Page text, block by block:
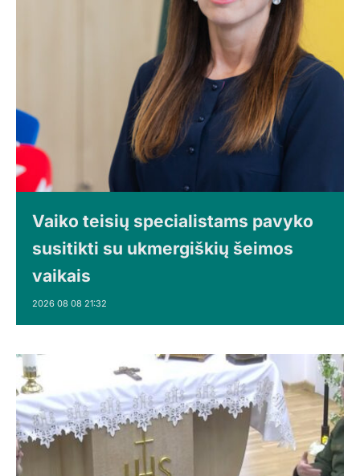
Vaiko teisių specialistams pavyko
susitikti su ukmergiškių šeimos
vaikais
2026 08 08 21:32